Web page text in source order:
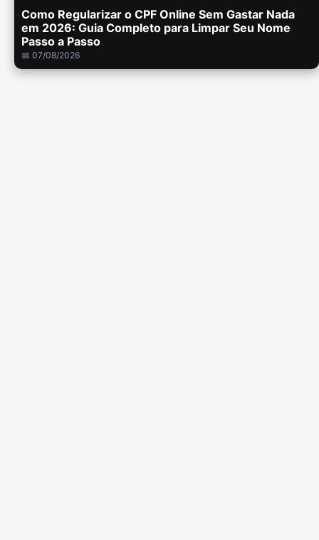
Como Regularizar o CPF Online Sem Gastar Nada
em 2026: Guia Completo para Limpar Seu Nome
Passo a Passo
📅 07/08/2026